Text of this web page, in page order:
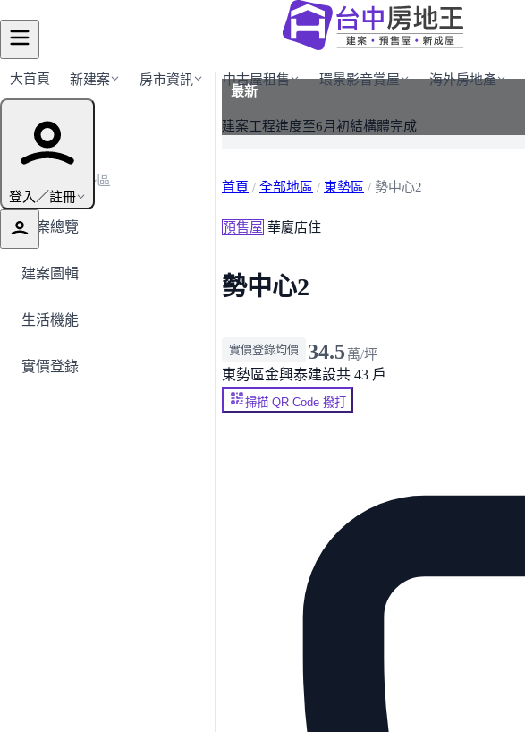
大首頁 新建案 房市資訊 中古屋租售 環景影音賞屋 海外房地產
登入／註冊
建案導覽
← 返回東勢區
建案總覽
建案圖輯
生活機能
實價登錄
最新
建案工程進度至6月初結構體完成
首頁 / 全部地區 / 東勢區 / 勢中心2
預售屋 華廈店住
勢中心2
實價登錄均價 34.5 萬/坪
東勢區金興泰建設共 43 戶
掃描 QR Code 撥打